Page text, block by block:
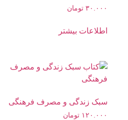
۳۰.۰۰۰ تومان
اطلاعات بیشتر
سبک زندگی و مصرف فرهنگی
۱۲۰.۰۰۰ تومان